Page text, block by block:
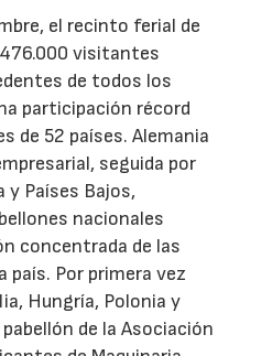
el recinto ferial de
visitantes
de todos los
participación récord
de 52 países. Alemania
seguida por
y Países Bajos,
nacionales
concentrada de las
país. Por primera vez
Hungría, Polonia y
de la Asociación